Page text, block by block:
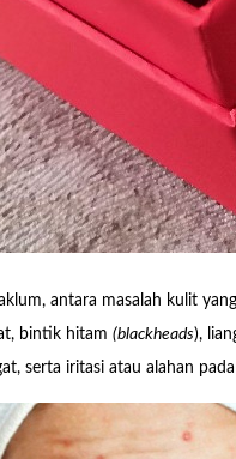
antara masalah kulit
bintik hitam (blackheads),
serta iritasi atau alahan